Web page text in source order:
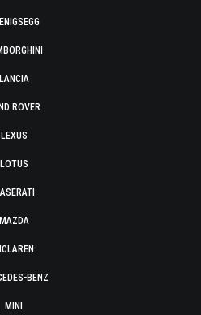
LANCIA
ROVER
LEXUS
LOTUS
MAZDA
BENZ
MINI